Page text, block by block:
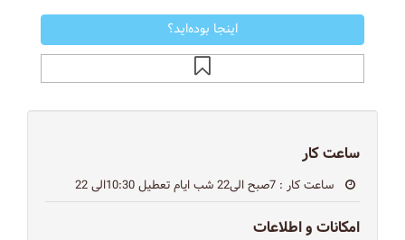
اینجا بوده‌اید؟
ساعت کار
ساعت کار : 7صبح الی22 شب ایام تعطیل 10:30الی 22
امکانات و اطلاعات